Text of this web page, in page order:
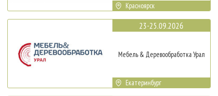
Красноярск
23-25.09.2026
Мебель & Деревообработка Урал
Екатеринбург